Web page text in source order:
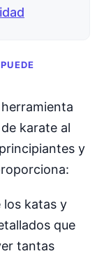
karate al
y
los katas y
que
tantas